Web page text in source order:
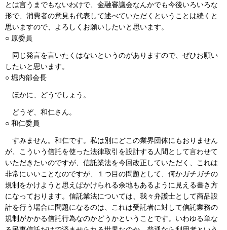
とは言うまでもないわけで、金融審議会なんかでも今後いろいろな
形で、消費者の意見も代表して述べていただくということは続くと
思いますので、よろしくお願いしたいと思います。
○ 原委員
同じ発言を言いたくはないというのがありますので、ぜひお願い
したいと思います。
○ 堀内部会長
ほかに、どうでしょう。
どうぞ、和仁さん。
○ 和仁委員
すみません。和仁です。私は別にどこの業界団体にもおりません
が、こういう信託を使った法律取引を設計する人間として言わせて
いただきたいのですが、信託業法を今回改正していただく、これは
非常にいいことなのですが、１つ目の問題として、何かガチガチの
規制をかけようと思えばかけられる余地もあるように見える書き方
になっております。信託業法については、我々弁護士として商品設
計を行う場合に問題になるのは、これは受託者に対して信託業務の
規制がかかる信託行為なのかどうかということです。いわゆる単な